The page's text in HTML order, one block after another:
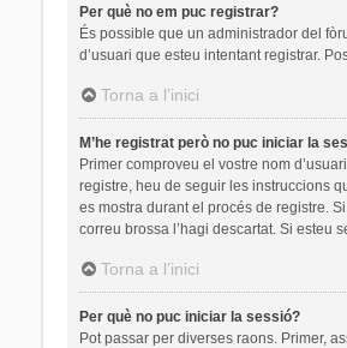
Per què no em puc registrar?
És possible que un administrador del
d’usuari que esteu intentant registrar.
Torna a l’inici
M’he registrat però no puc iniciar la
Primer comproveu el vostre nom
registre, heu de seguir les instruccions
es mostra durant el procés de registre.
correu brossa l’hagi descartat. Si esteu
Torna a l’inici
Per què no puc iniciar la sessió?
Pot passar per diverses raons. Primer,